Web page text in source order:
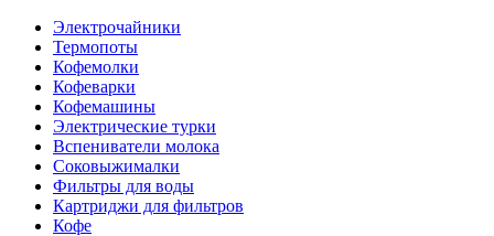
Электрочайники
Термопоты
Кофемолки
Кофеварки
Кофемашины
Электрические турки
Вспениватели молока
Соковыжималки
Фильтры для воды
Картриджи для фильтров
Кофе